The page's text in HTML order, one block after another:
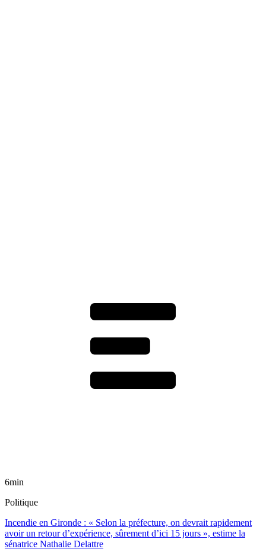
6min
Politique
Incendie en Gironde : « Selon la préfecture, on devrait rapidement
avoir un retour d’expérience, sûrement d’ici 15 jours », estime la
sénatrice Nathalie Delattre